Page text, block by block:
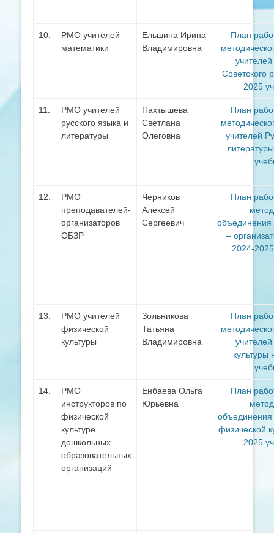
10.
РМО учителей
математики
Ельшина Ирина
Владимировна
План
Советского
2025
11.
РМО учителей
русского языка и
литературы
Пахтышева
Светлана
Олеговна
План
учителей
12.
РМО
преподавателей-
организаторов
ОБЗР
Черников
Алексей
Сергеевич
План
объединения
–
2024-
13.
РМО учителей
физической
культуры
Зольникова
Татьяна
Владимировна
План
культуры
14.
РМО
инструкторов по
физической
культуре
дошкольных
образовательных
организаций
Енбаева Ольга
Юрьевна
План
объединения
физической
2025